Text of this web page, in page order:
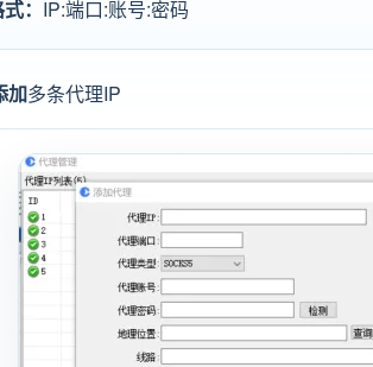
： IP:端口:账号:密码
加多条代理IP